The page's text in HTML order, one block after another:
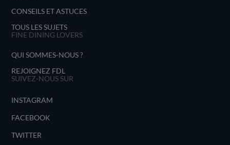
CONSEILS ET ASTUCES
TOUS LES SUJETS
FINE DINING LOVERS
QUI SOMMES-NOUS ?
REJOIGNEZ FDL
SUIVEZ-NOUS SUR
INSTAGRAM
FACEBOOK
TWITTER